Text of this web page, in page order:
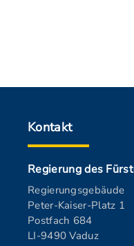
Kontakt
Regierung des
Regierungsgebäude
Peter-Kaiser-Platz 1
Postfach 684
LI-9490 Vaduz